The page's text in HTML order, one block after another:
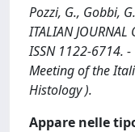
Pozzi, G., Gobbi,
ITALIAN JOURNAL
ISSN 1122-6714.
Meeting of the
Histology ).
Appare nelle